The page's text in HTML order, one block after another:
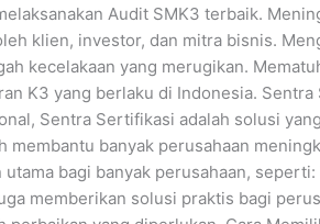
Audit SMK3 terbaik.
klien, investor, dan mitra bisnis.
kecelakaan yang merugikan.
K3 yang berlaku di Indonesia.
Sentra Sertifikasi adalah solusi
membantu banyak perusahaan
bagi banyak perusahaan,
memberikan solusi praktis bagi